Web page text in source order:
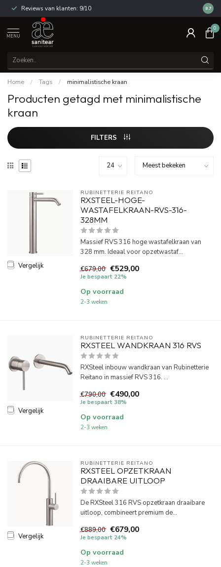
Reviews van klanten: 9/10 14
8.7
MENU
0
Home / Tags / minimalistische kraan
Producten getagd met minimalistische
kraan
FILTERS
Vergelijk
RUBINETTERIE REITANO
RXSTEEL-HOGE-
WASTAFELKRAAN-RVS-316-
328MM
Massief RVS 316 hoge wastafelkraan van
328 mm. Ideaal voor opzetwastaf...
€679,00 €529,00
Je bespaart 22%
Op voorraad
2-3 weken
Vergelijk
RUBINETTERIE REITANO
RXSTEEL WANDKRAAN 316 RVS
RXSteel inbouw wandkraan van Rubinetterie
Reitano in massief RVS 316. ...
€790,00 €490,00
Je bespaart 38%
Op voorraad
2-3 weken
Vergelijk
RUBINETTERIE REITANO
RXSTEEL OPZETKRAAN
DRAAIBARE UITLOOP
De RXSteel 316 RVS opzetkraan draaibare
uitloop, combineert premium de...
€889,00 €679,00
Je bespaart 24%
Op voorraad
2-3 weken